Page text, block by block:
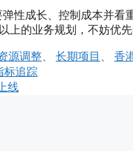
性成长、控制成本并
的业务规划，不妨优
源调整 长期项目
香
标追踪
线